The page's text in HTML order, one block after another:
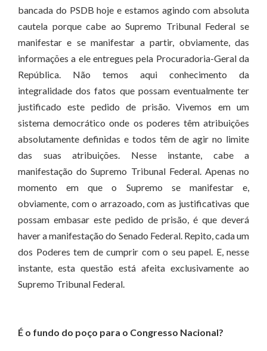
bancada do PSDB hoje e estamos agindo com absoluta
cautela porque cabe ao Supremo Tribunal Federal se
manifestar e se manifestar a partir, obviamente, das
informações a ele entregues pela Procuradoria-Geral da
República. Não temos aqui conhecimento da
integralidade dos fatos que possam eventualmente ter
justificado este pedido de prisão. Vivemos em um
sistema democrático onde os poderes têm atribuições
absolutamente definidas e todos têm de agir no limite
das suas atribuições. Nesse instante, cabe a
manifestação do Supremo Tribunal Federal. Apenas no
momento em que o Supremo se manifestar e,
obviamente, com o arrazoado, com as justificativas que
possam embasar este pedido de prisão, é que deverá
haver a manifestação do Senado Federal. Repito, cada um
dos Poderes tem de cumprir com o seu papel. E, nesse
instante, esta questão está afeita exclusivamente ao
Supremo Tribunal Federal.
É o fundo do poço para o Congresso Nacional?